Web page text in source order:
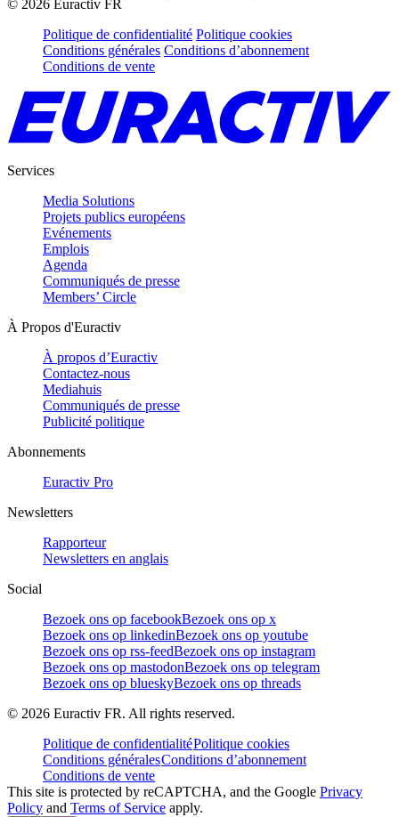
© 2026 Euractiv FR
Politique de confidentialité Politique cookies
Conditions générales Conditions d’abonnement
Conditions de vente
Services
Media Solutions
Projets publics européens
Evénements
Emplois
Agenda
Communiqués de presse
Members’ Circle
À Propos d'Euractiv
À propos d’Euractiv
Contactez-nous
Mediahuis
Communiqués de presse
Publicité politique
Abonnements
Euractiv Pro
Newsletters
Rapporteur
Newsletters en anglais
Social
Bezoek ons op facebookBezoek ons op x
Bezoek ons op linkedinBezoek ons op youtube
Bezoek ons op rss-feedBezoek ons op instagram
Bezoek ons op mastodonBezoek ons op telegram
Bezoek ons op blueskyBezoek ons op threads
© 2026 Euractiv FR. All rights reserved.
Politique de confidentialitéPolitique cookies
Conditions généralesConditions d’abonnement
Conditions de vente
This site is protected by reCAPTCHA, and the Google Privacy
Policy and Terms of Service apply.